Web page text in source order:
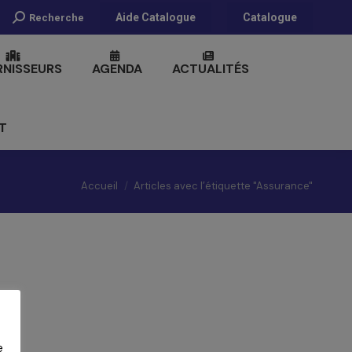
Recherche
Recherche Aide Catalogue Catalogue
AGENDA ACTUALITÉS
Vous êtes ici :
Accueil Articles avec l’étiquette "Assurance"